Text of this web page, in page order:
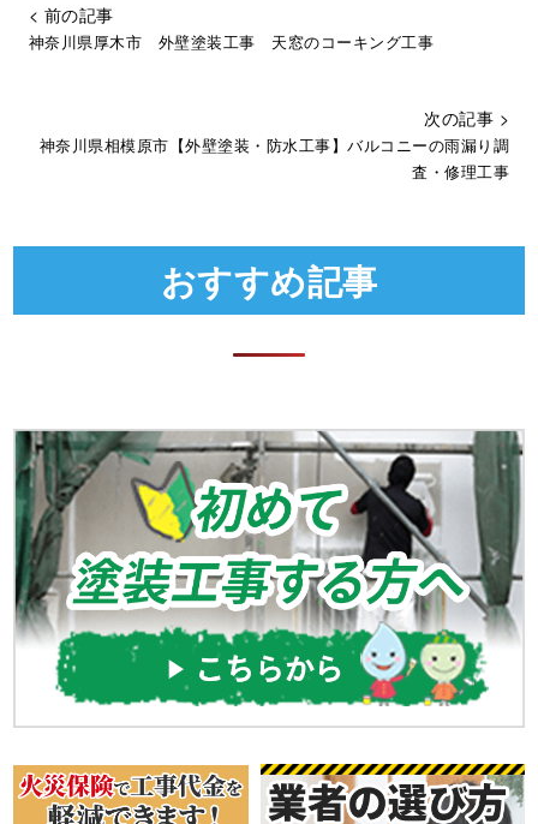
< 前の記事
神奈川県厚木市 外壁塗装工事 天窓のコーキング工事
次の記事 >
神奈川県相模原市【外壁塗装・防水工事】バルコニーの雨漏り調
査・修理工事
おすすめ記事